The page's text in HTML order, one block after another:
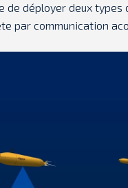
déployer deux types
par communication